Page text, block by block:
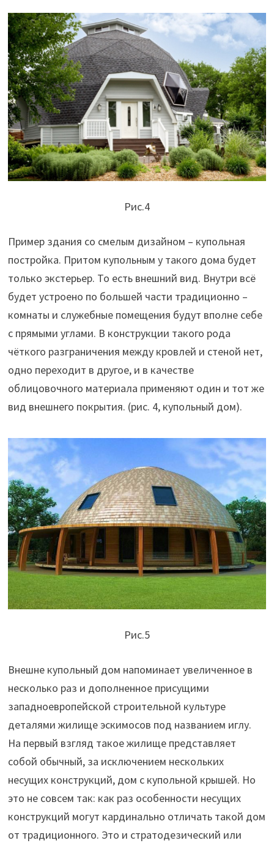
Рис.4
Пример здания со смелым дизайном – купольная
постройка. Притом купольным у такого дома будет
только экстерьер. То есть внешний вид. Внутри всё
будет устроено по большей части традиционно –
комнаты и служебные помещения будут вполне себе
с прямыми углами. В конструкции такого рода
чёткого разграничения между кровлей и стеной нет,
одно переходит в другое, и в качестве
облицовочного материала применяют один и тот же
вид внешнего покрытия. (рис. 4, купольный дом).
Рис.5
Внешне купольный дом напоминает увеличенное в
несколько раз и дополненное присущими
западноевропейской строительной культуре
деталями жилище эскимосов под названием иглу.
На первый взгляд такое жилище представляет
собой обычный, за исключением нескольких
несущих конструкций, дом с купольной крышей. Но
это не совсем так: как раз особенности несущих
конструкций могут кардинально отличать такой дом
от традиционного. Это и стратодезический или